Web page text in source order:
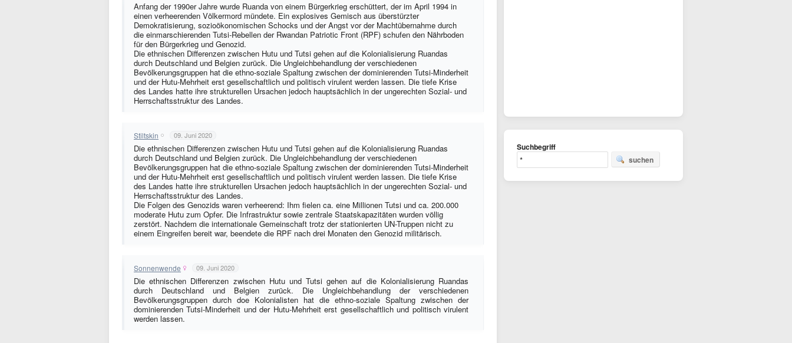
Anfang der 1990er Jahre wurde Ruanda von einem Bürgerkrieg erschüttert, der im April 1994 in
einen verheerenden Völkermord mündete. Ein explosives Gemisch aus überstürzter
Demokratisierung, sozioökonomischen Schocks und der Angst vor der Machtübernahme durch
die einmarschierenden Tutsi-Rebellen der Rwandan Patriotic Front (RPF) schufen den Nährboden
für den Bürgerkrieg und Genozid.
Die ethnischen Differenzen zwischen Hutu und Tutsi gehen auf die Kolonialisierung Ruandas
durch Deutschland und Belgien zurück. Die Ungleichbehandlung der verschiedenen
Bevölkerungsgruppen hat die ethno-soziale Spaltung zwischen der dominierenden Tutsi-Minderheit
und der Hutu-Mehrheit erst gesellschaftlich und politisch virulent werden lassen. Die tiefe Krise
des Landes hatte ihre strukturellen Ursachen jedoch hauptsächlich in der ungerechten Sozial- und
Herrschaftsstruktur des Landes.
Stiltskin 09. Juni 2020
Die ethnischen Differenzen zwischen Hutu und Tutsi gehen auf die Kolonialisierung Ruandas
durch Deutschland und Belgien zurück. Die Ungleichbehandlung der verschiedenen
Bevölkerungsgruppen hat die ethno-soziale Spaltung zwischen der dominierenden Tutsi-Minderheit
und der Hutu-Mehrheit erst gesellschaftlich und politisch virulent werden lassen. Die tiefe Krise
des Landes hatte ihre strukturellen Ursachen jedoch hauptsächlich in der ungerechten Sozial- und
Herrschaftsstruktur des Landes.
Die Folgen des Genozids waren verheerend: Ihm fielen ca. eine Millionen Tutsi und ca. 200.000
moderate Hutu zum Opfer. Die Infrastruktur sowie zentrale Staatskapazitäten wurden völlig
zerstört. Nachdem die internationale Gemeinschaft trotz der stationierten UN-Truppen nicht zu
einem Eingreifen bereit war, beendete die RPF nach drei Monaten den Genozid militärisch.
Sonnenwende 09. Juni 2020
Die ethnischen Differenzen zwischen Hutu und Tutsi gehen auf die Kolonialisierung Ruandas
durch Deutschland und Belgien zurück. Die Ungleichbehandlung der verschiedenen
Bevölkerungsgruppen durch doe Kolonialisten hat die ethno-soziale Spaltung zwischen der
dominierenden Tutsi-Minderheit und der Hutu-Mehrheit erst gesellschaftlich und politisch virulent
werden lassen.
Suchbegriff
suchen